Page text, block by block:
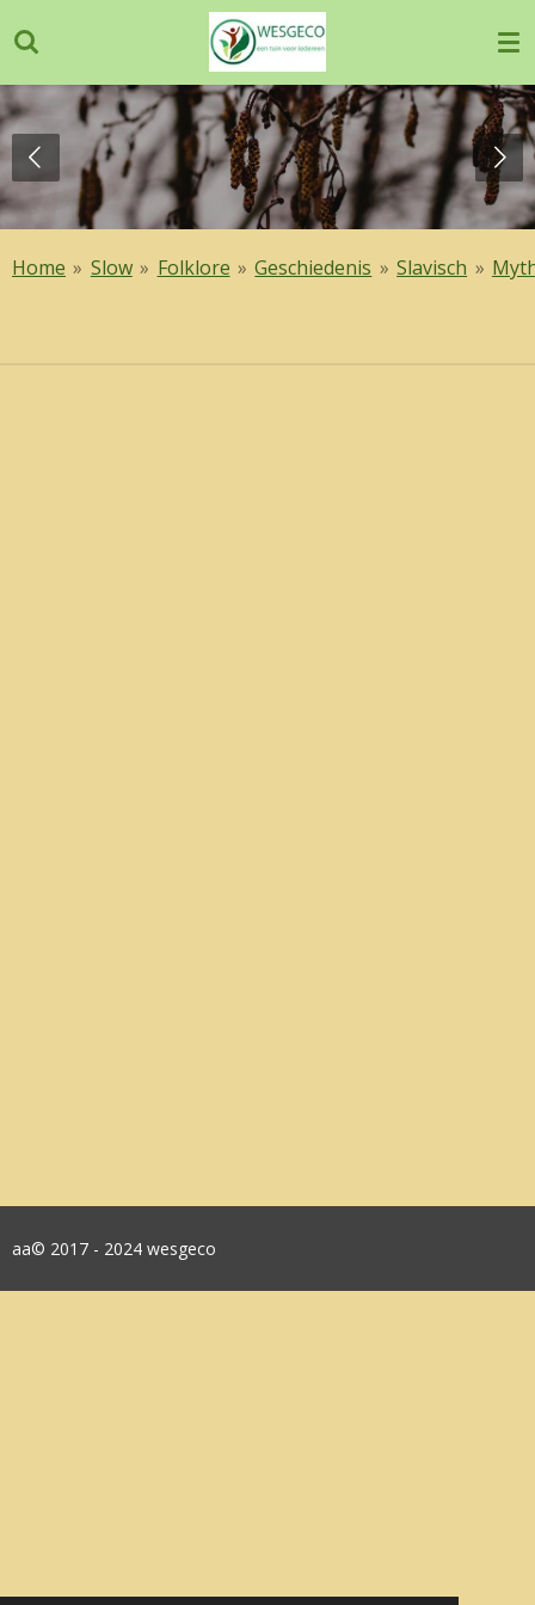
direct
naar
de
hoofdinhoud
Home » Slow » Folklore » Geschiedenis » Slavisch »
aa© 2017 - 2024 wesgeco